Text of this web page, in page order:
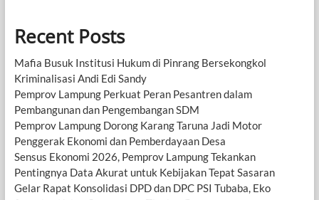
Recent Posts
Mafia Busuk Institusi Hukum di Pinrang Bersekongkol
Kriminalisasi Andi Edi Sandy
Pemprov Lampung Perkuat Peran Pesantren dalam
Pembangunan dan Pengembangan SDM
Pemprov Lampung Dorong Karang Taruna Jadi Motor
Penggerak Ekonomi dan Pemberdayaan Desa
Sensus Ekonomi 2026, Pemprov Lampung Tekankan
Pentingnya Data Akurat untuk Kebijakan Tepat Sasaran
Gelar Rapat Konsolidasi DPD dan DPC PSI Tubaba, Eko